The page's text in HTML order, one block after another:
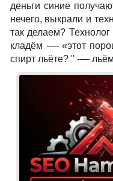
деньги синие
нечего, выкрали и
так делаем?
кладём -— «этот
спирт льёте? " -—